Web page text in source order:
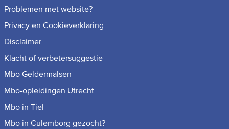
Problemen met website?
Privacy en Cookieverklaring
Disclaimer
Klacht of verbetersuggestie
Mbo Geldermalsen
Mbo-opleidingen Utrecht
Mbo in Tiel
Mbo in Culemborg gezocht?